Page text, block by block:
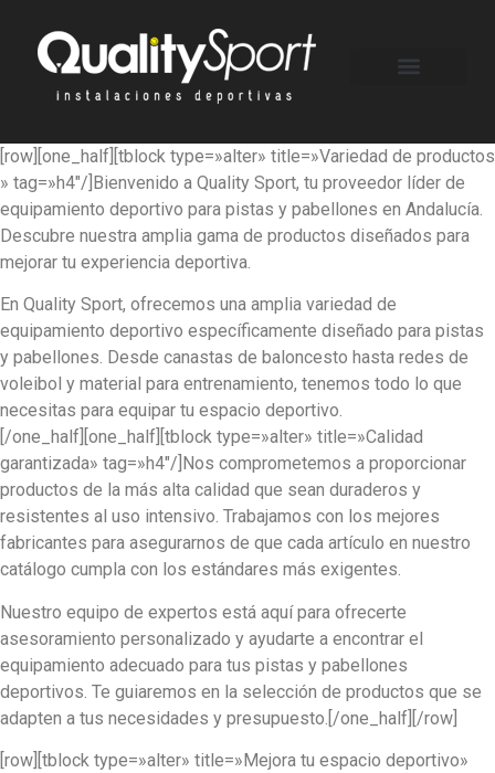
[row][one_half][tblock type=»alter» title=»Variedad de productos
» tag=»h4″/] Bienvenido a Quality Sport, tu proveedor líder de
equipamiento deportivo para pistas y pabellones en Andalucía.
Descubre nuestra amplia gama de productos diseñados para
mejorar tu experiencia deportiva.
En Quality Sport, ofrecemos una amplia variedad de
equipamiento deportivo específicamente diseñado para pistas
y pabellones. Desde canastas de baloncesto hasta redes de
voleibol y material para entrenamiento, tenemos todo lo que
necesitas para equipar tu espacio deportivo.
[/one_half][one_half][tblock type=»alter» title=»Calidad
garantizada» tag=»h4″/] Nos comprometemos a proporcionar
productos de la más alta calidad que sean duraderos y
resistentes al uso intensivo. Trabajamos con los mejores
fabricantes para asegurarnos de que cada artículo en nuestro
catálogo cumpla con los estándares más exigentes.
Nuestro equipo de expertos está aquí para ofrecerte
asesoramiento personalizado y ayudarte a encontrar el
equipamiento adecuado para tus pistas y pabellones
deportivos. Te guiaremos en la selección de productos que se
adapten a tus necesidades y presupuesto. [/one_half][/row]
[row][tblock type=»alter» title=»Mejora tu espacio deportivo»